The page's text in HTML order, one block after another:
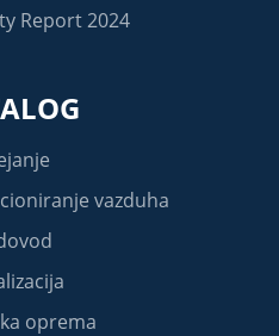
Report 2024
vazduha
oprema